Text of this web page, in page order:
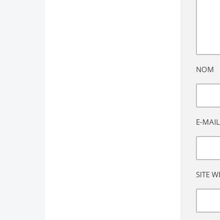
NOM
E-MAIL
SITE